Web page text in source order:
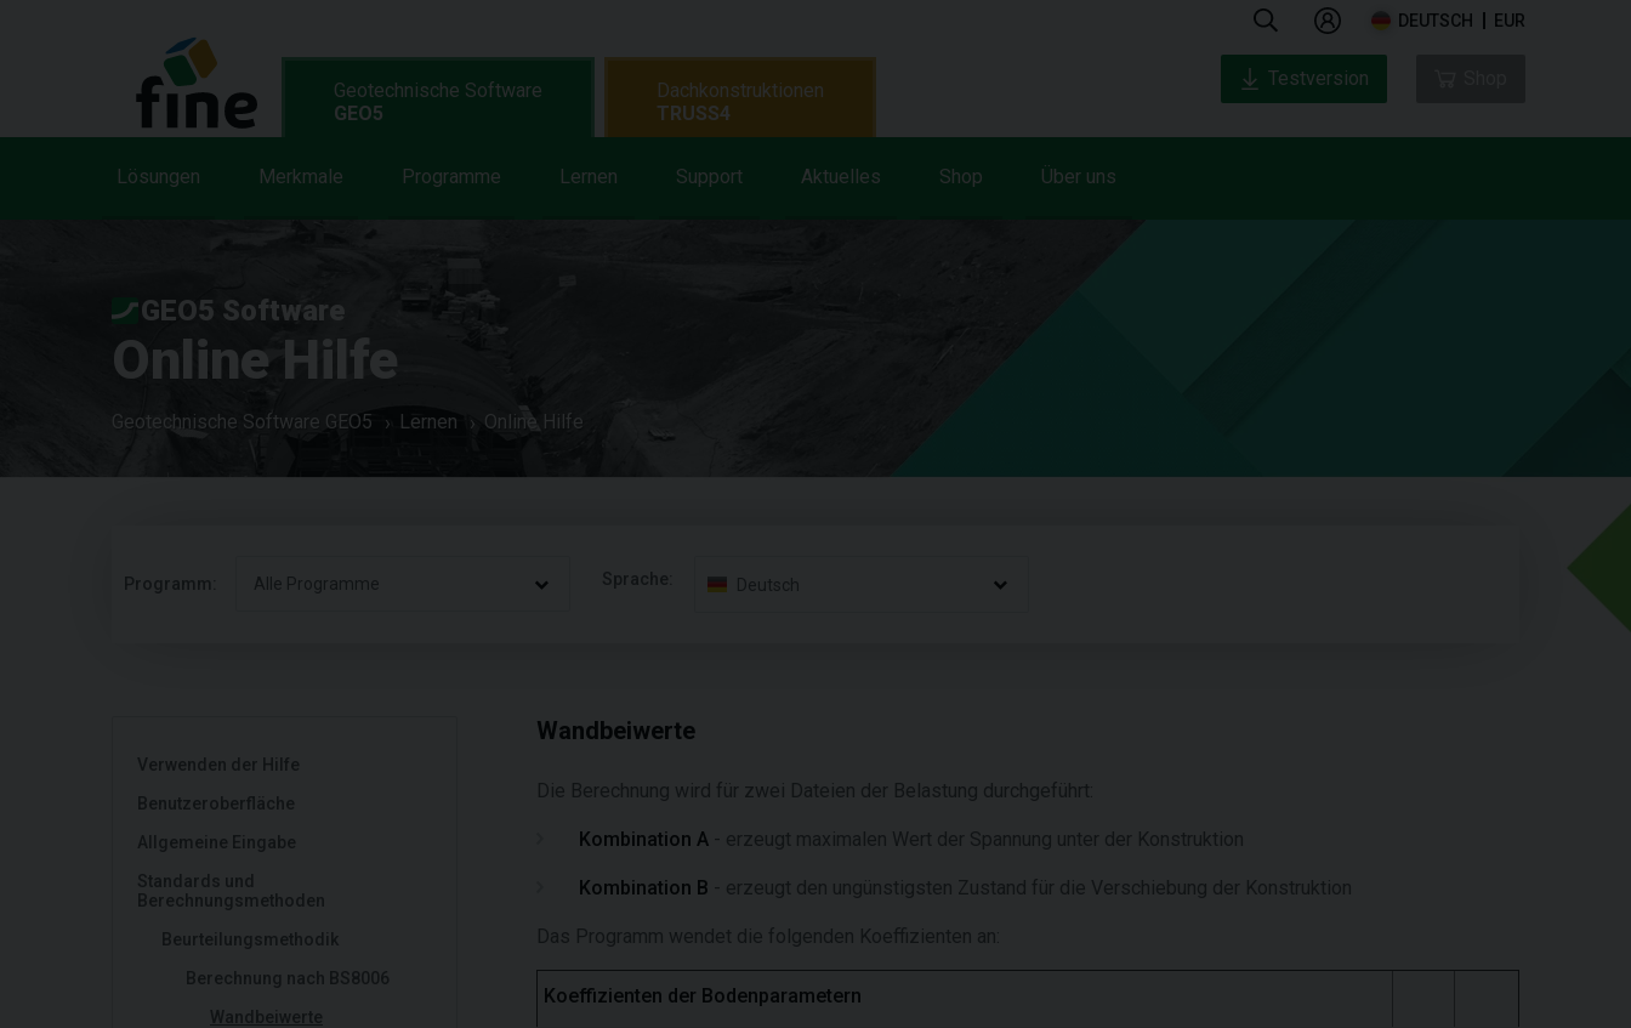
DEUTSCH EUR
Geotechnische Software
GEO5
Lösungen Merkmale Programme Lernen Support Aktuelles Shop Über uns
Dachkonstruktionen
TRUSS4
Testversion
GEO5 Software
Online Hilfe
Geotechnische Software GEO5 Lernen Online Hilfe
Programm: Alle Programme Sprache: Deutsch
Verwenden der Hilfe
Benutzeroberfläche
Allgemeine Eingabe
Standards und
Berechnungsmethoden
Beurteilungsmethodik
Berechnung nach BS8006
Wandbeiwerte
Wandbeiwerte
Die Berechnung wird für zwei Dateien der Belastung durchgeführt:
Kombination A - erzeugt maximalen Wert der Spannung unter der Konstruktion
Kombination B - erzeugt den ungünstigsten Zustand für die Verschiebung der Konstruktion
Das Programm wendet die folgenden Koeffizienten an:
Koeffizienten der Bodenparametern